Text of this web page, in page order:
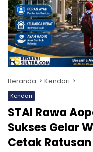
Beranda Kendari
Kendari
STAI Rawa
Sukses Gelar
Cetak